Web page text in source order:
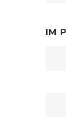
IM